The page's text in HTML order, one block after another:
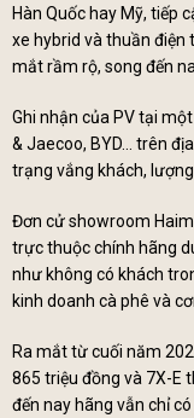
Hàn Quốc hay Mỹ, tiếp
xe hybrid và thuần điện
mắt rầm rộ, song đến
Ghi nhận của PV tại
& Jaecoo, BYD... trên
trạng vắng khách,
Đơn cử showroom
trực thuộc chính hãng
như không có khách
kinh doanh cà phê và
Ra mắt từ cuối năm
865 triệu đồng và 7X-E
đến nay hãng vẫn chỉ